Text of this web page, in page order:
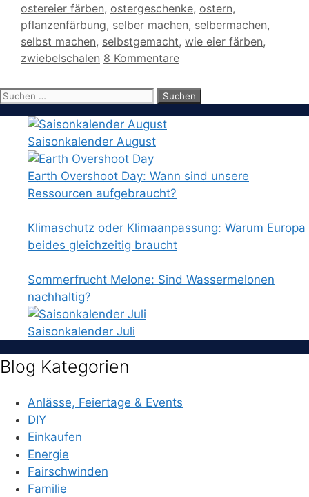
ostereier färben, ostergeschenke, ostern,
pflanzenfärbung, selber machen, selbermachen,
selbst machen, selbstgemacht, wie eier färben,
zwiebelschalen 8 Kommentare
Suchen
Saisonkalender August
Earth Overshoot Day: Wann sind unsere
Ressourcen aufgebraucht?
Klimaschutz oder Klimaanpassung: Warum Europa
beides gleichzeitig braucht
Sommerfrucht Melone: Sind Wassermelonen
nachhaltig?
Saisonkalender Juli
Blog Kategorien
Anlässe, Feiertage & Events
DIY
Einkaufen
Energie
Fairschwinden
Familie